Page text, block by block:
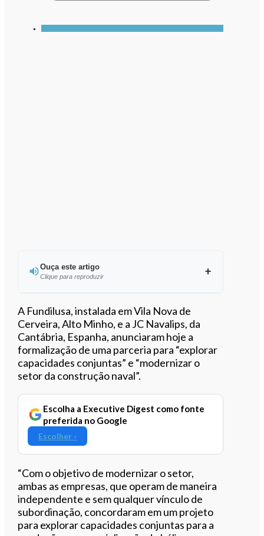
Ouça este artigo
Clique para reproduzir
Ouvir este artigo
A Fundilusa, instalada em Vila Nova de
Cerveira, Alto Minho, e a JC Navalips, da
Cantábria, Espanha, anunciaram hoje a
formalização de uma parceria para “explorar
capacidades conjuntas” e “modernizar o
setor da construção naval”.
Escolha a Executive Digest como fonte
preferida no Google
Escolher ›
“Com o objetivo de modernizar o setor,
ambas as empresas, que operam de maneira
independente e sem qualquer vínculo de
subordinação, concordaram em um projeto
para explorar capacidades conjuntas para a